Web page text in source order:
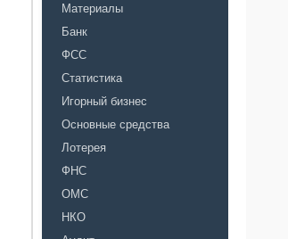
Материалы
Банк
ФСС
Статистика
Игорный бизнес
Основные средства
Лотерея
ФНС
ОМС
НКО